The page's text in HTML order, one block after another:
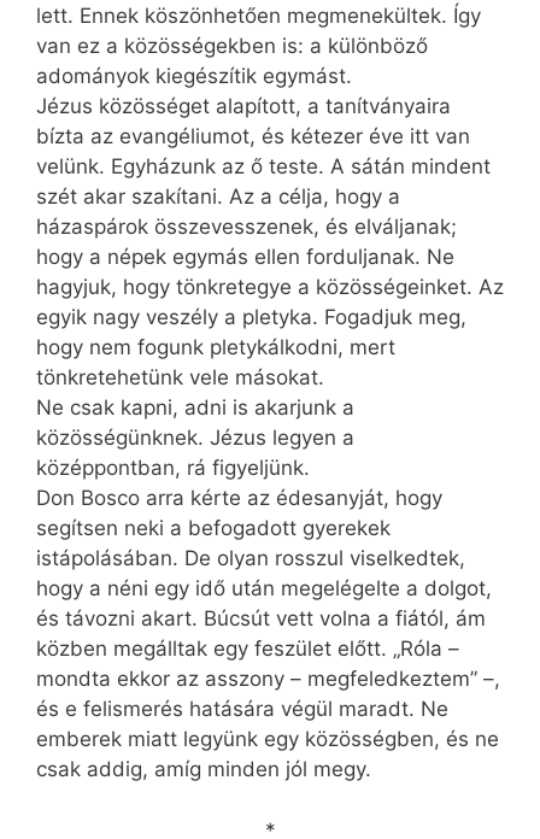
lett. Ennek köszönhetően megmenekültek. Így
van ez a közösségekben is: a különböző
adományok kiegészítik egymást.
Jézus közösséget alapított, a tanítványaira
bízta az evangéliumot, és kétezer éve itt van
velünk. Egyházunk az ő teste. A sátán mindent
szét akar szakítani. Az a célja, hogy a
házaspárok összevesszenek, és elváljanak;
hogy a népek egymás ellen forduljanak. Ne
hagyjuk, hogy tönkretegye a közösségeinket. Az
egyik nagy veszély a pletyka. Fogadjuk meg,
hogy nem fogunk pletykálkodni, mert
tönkretehetünk vele másokat.
Ne csak kapni, adni is akarjunk a
közösségünknek. Jézus legyen a
középpontban, rá figyeljünk.
Don Bosco arra kérte az édesanyját, hogy
segítsen neki a befogadott gyerekek
istápolásában. De olyan rosszul viselkedtek,
hogy a néni egy idő után megelégelte a dolgot,
és távozni akart. Búcsút vett volna a fiától, ám
közben megálltak egy feszület előtt. „Róla –
mondta ekkor az asszony – megfeledkeztem” –,
és e felismerés hatására végül maradt. Ne
emberek miatt legyünk egy közösségben, és ne
csak addig, amíg minden jól megy.
*